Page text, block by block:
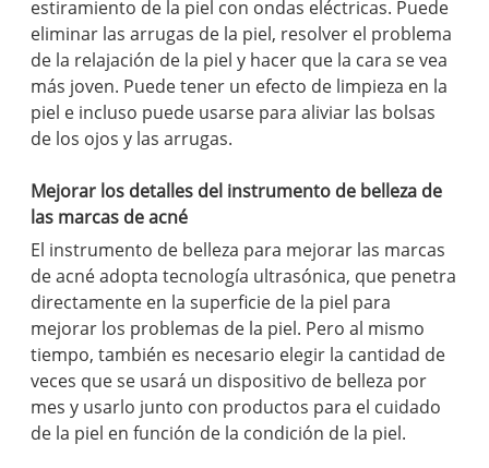
estiramiento de la piel con ondas eléctricas. Puede
eliminar las arrugas de la piel, resolver el problema
de la relajación de la piel y hacer que la cara se vea
más joven. Puede tener un efecto de limpieza en la
piel e incluso puede usarse para aliviar las bolsas
de los ojos y las arrugas.
Mejorar los detalles del instrumento de belleza de
las marcas de acné
El instrumento de belleza para mejorar las marcas
de acné adopta tecnología ultrasónica, que penetra
directamente en la superficie de la piel para
mejorar los problemas de la piel. Pero al mismo
tiempo, también es necesario elegir la cantidad de
veces que se usará un dispositivo de belleza por
mes y usarlo junto con productos para el cuidado
de la piel en función de la condición de la piel.